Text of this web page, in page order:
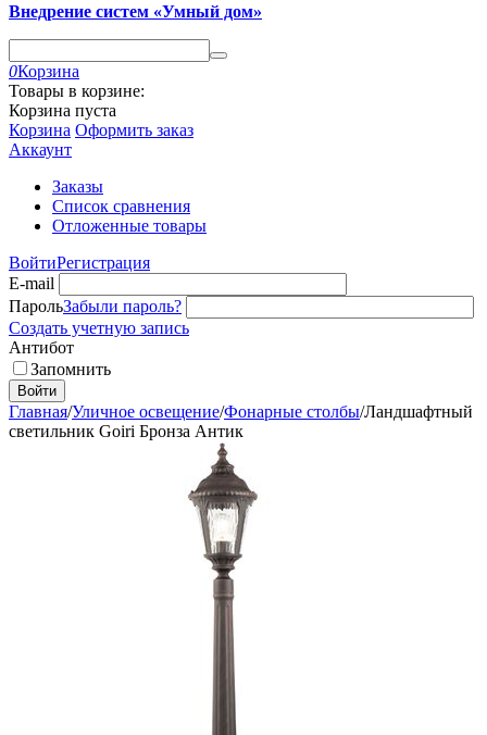
Внедрение систем «Умный дом»
0Корзина
Товары в корзине:
Корзина пуста
Корзина Оформить заказ
Аккаунт
Заказы
Список сравнения
Отложенные товары
ВойтиРегистрация
E-mail
ПарольЗабыли пароль?
Создать учетную запись
Антибот
Запомнить
Войти
Главная/Уличное освещение/Фонарные столбы/Ландшафтный
светильник Goiri Бронза Антик